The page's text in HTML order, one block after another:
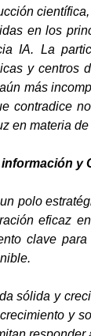
en los
IA. La
y
más
contradice
en materia
polo
eficaz
clave
sólida y
y